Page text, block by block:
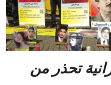
تحذر من